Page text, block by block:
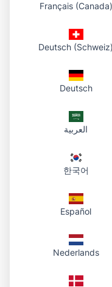
Vi lagrer PDF-en i
3. Del og kom tilbake
Del lenken på e-post
behov for å kopiere
bak — last opp én
Hver opplastet
slik at du ser hva
Personlig
via HTTPS og
Français (Canada)
Deutsch (Schweiz)
Deutsch
العربية
한국어
Español
Nederlands